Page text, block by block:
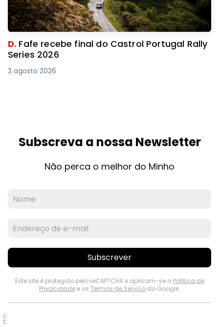
D. Fafe recebe final do Castrol Portugal Rally
Series 2026
3 agosto 2026
Subscreva a nossa Newsletter
Não perca o melhor do Minho
Subscrever
Este site é protegido pelo reCAPTCHA e aplicam-se a Política de
Privacidadee os Termos de Serviçodo Google.
PUB.